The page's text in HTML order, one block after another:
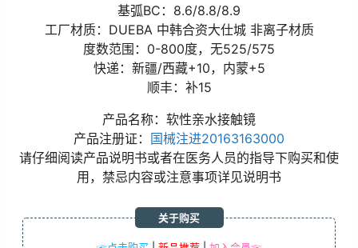
基弧BC：8.6/8.8/8.9
工厂材质：DUEBA 中韩合资大仕城 非离子材质
度数范围：0-800度，无525/575
快递：新疆/西藏+10，内蒙+5
顺丰：补15
产品名称：软性亲水接触镜
产品注册证： 国械注进20163163000
请仔细阅读产品说明书或者在医务人员的指导下购买和使
用，禁忌内容或注意事项详见说明书
关于购买